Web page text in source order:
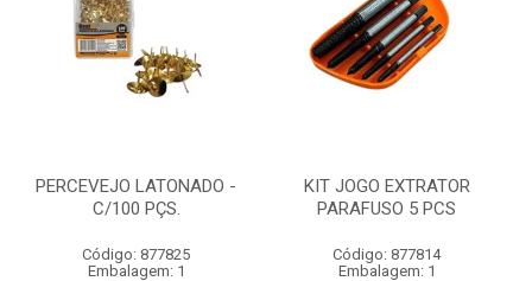
PERCEVEJO LATONADO -
C/100 PÇS.
Código: 877825
Embalagem: 1
KIT JOGO EXTRATOR
PARAFUSO 5 PCS
Código: 877814
Embalagem: 1